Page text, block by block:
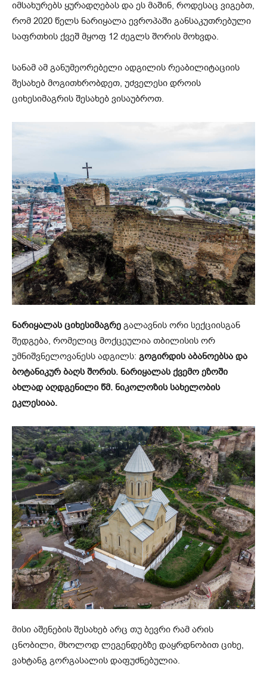
იმსახურებს ყურადღებას და ეს მაშინ, როდესაც ვიგებთ,
რომ 2020 წელს ნარიყალა ევროპაში განსაკუთრებული
საფრთხის ქვეშ მყოფ 12 ძეგლს შორის მოხვდა.
სანამ ამ განუმეორებელი ადგილის რეაბილიტაციის
შესახებ მოგითხრობდეთ, უძველესი დროის
ციხესიმაგრის შესახებ ვისაუბროთ.
ნარიყალას ციხესიმაგრე გალავნის ორი სექციისგან
შედგება, რომელიც მოქცეულია თბილისის ორ
უმნიშვნელოვანესს ადგილს: გოგირდის აბანოებსა და
ბოტანიკურ ბაღს შორის. ნარიყალას ქვემო ეზოში
ახლად აღდგენილი წმ. ნიკოლოზის სახელობის
ეკლესიაა.
მისი აშენების შესახებ არც თუ ბევრი რამ არის
ცნობილი, მხოლოდ ლეგენდებზე დაყრდნობით ციხე,
ვახტანგ გორგასალის დაფუძნებულია.